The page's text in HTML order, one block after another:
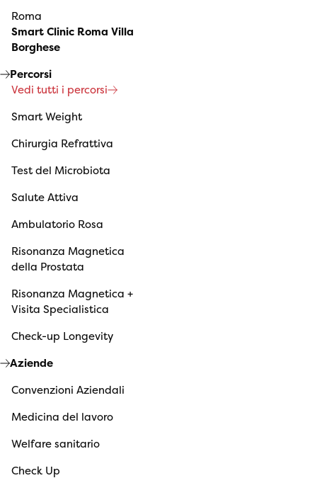
Roma
Smart Clinic Roma Villa
Borghese
Percorsi
Vedi tutti i percorsi
Smart Weight
Chirurgia Refrattiva
Test del Microbiota
Salute Attiva
Ambulatorio Rosa
Risonanza Magnetica
della Prostata
Risonanza Magnetica +
Visita Specialistica
Check-up Longevity
Aziende
Convenzioni Aziendali
Medicina del lavoro
Welfare sanitario
Check Up